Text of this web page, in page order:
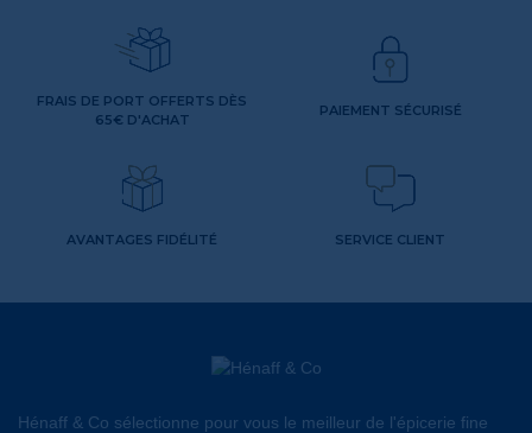
FRAIS DE PORT OFFERTS DÈS
65€ D'ACHAT
PAIEMENT SÉCURISÉ
AVANTAGES FIDÉLITÉ SERVICE CLIENT
Hénaff & Co sélectionne pour vous le meilleur de l'épicerie fine